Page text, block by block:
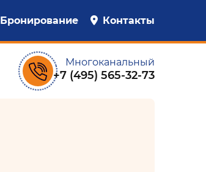
Бронирование Контакты
Многоканальный
+7 (495) 565-32-73